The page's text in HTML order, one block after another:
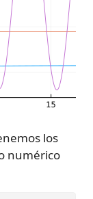
los
numérico